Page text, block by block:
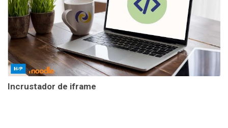
Incrustador de iframe